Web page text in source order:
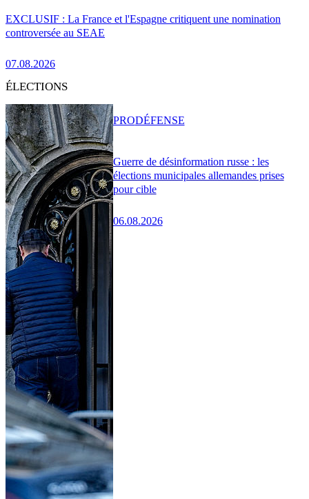
EXCLUSIF : La France et l'Espagne critiquent une nomination
controversée au SEAE
07.08.2026
ÉLECTIONS
Guerre de désinformation russe : les
élections municipales allemandes prises
pour cible
06.08.2026
PRODÉFENSE